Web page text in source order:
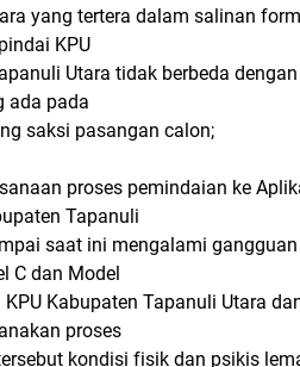
yang tertera dalam salinan
KPU
Utara tidak berbeda
ada pada
saksi pasangan calon;
proses pemindaian ke
Tapanuli
saat ini mengalami
C dan Model
KPU Kabupaten Tapanuli Utara
proses
kondisi fisik dan psikis